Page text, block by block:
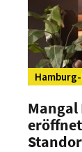
Mangal